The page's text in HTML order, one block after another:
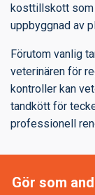
kosttillskott som
uppbyggnad av
Förutom vanlig
veterinären för
kontroller kan
tandkött för
professionell
Gör som